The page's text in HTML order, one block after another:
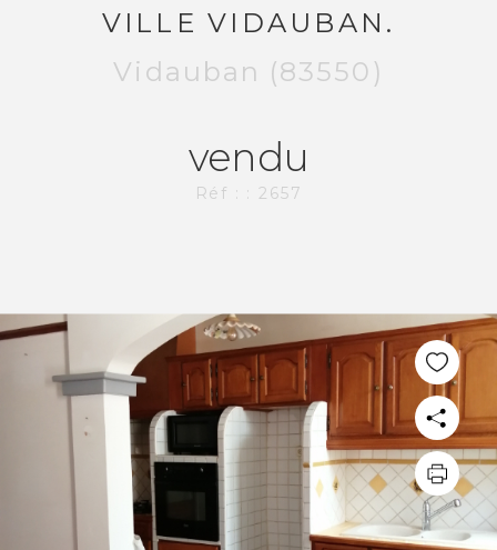
VILLE VIDAUBAN.
Vidauban (83550)
vendu
Réf : : 2657
PLUS DE 20 ANS D'EXPÉRIENCE
DANS L'IMMOBILIER.
L'AGENCE CI-IMMO